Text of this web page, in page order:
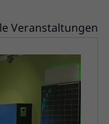
Veranstaltungen